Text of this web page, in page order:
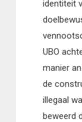
identiteit
UBO
manier
de
illegaal
beweerd